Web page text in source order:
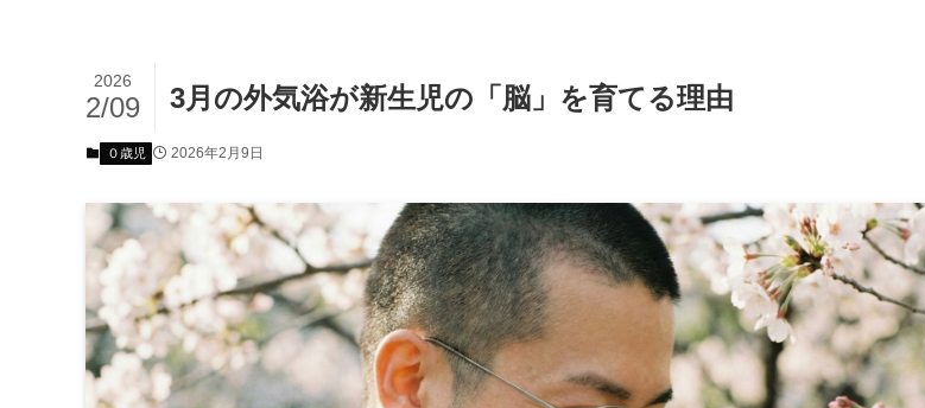
3月の外気浴が新生児の「脳」を育てる理由
2026
2/09
０歳児 2026年2月9日